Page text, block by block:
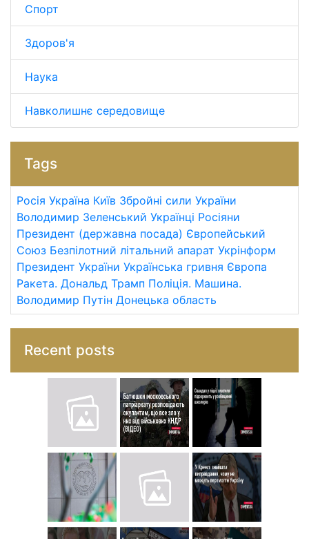
Спорт
Здоров'я
Наука
Навколишнє середовище
Tags
Росія Україна Київ Збройні сили України
Володимир Зеленський Українці Росіяни
Президент (державна посада) Європейський
Союз Безпілотний літальний апарат Укрінформ
Президент України Українська гривня Європа
Ракета. Дональд Трамп Поліція. Машина.
Володимир Путін Донецька область
Recent posts